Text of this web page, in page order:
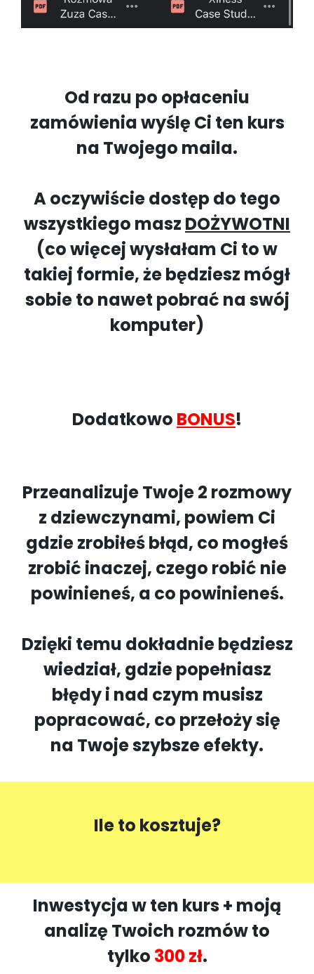
Od razu po opłaceniu
zamówienia wyślę Ci ten kurs
na Twojego maila.
A oczywiście dostęp do tego
wszystkiego masz DOŻYWOTNI
(co więcej wysłałam Ci to w
takiej formie, że będziesz mógł
sobie to nawet pobrać na swój
komputer)
Dodatkowo BONUS!
Przeanalizuje Twoje 2 rozmowy
z dziewczynami, powiem Ci
gdzie zrobiłeś błąd, co mogłeś
zrobić inaczej, czego robić nie
powinieneś, a co powinieneś.
Dzięki temu dokładnie będziesz
wiedział, gdzie popełniasz
błędy i nad czym musisz
popracować, co przełoży się
na Twoje szybsze efekty.
Ile to kosztuje?
Inwestycja w ten kurs + moją
analizę Twoich rozmów to
tylko 300 zł.